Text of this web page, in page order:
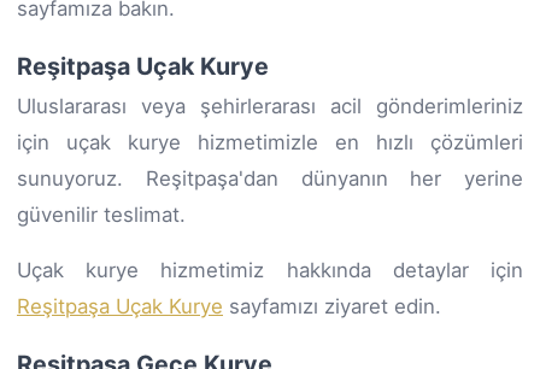
sayfamıza bakın.
Reşitpaşa Uçak Kurye
Uluslararası veya şehirlerarası acil gönderimleriniz
için uçak kurye hizmetimizle en hızlı çözümleri
sunuyoruz. Reşitpaşa'dan dünyanın her yerine
güvenilir teslimat.
Uçak kurye hizmetimiz hakkında detaylar için
Reşitpaşa Uçak Kurye sayfamızı ziyaret edin.